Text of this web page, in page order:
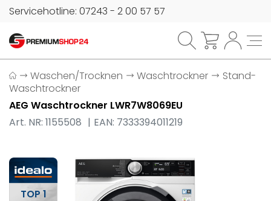
Servicehotline: 07243 - 2 00 57 57
Waschen/Trocknen Waschtrockner
Stand-
Waschtrockner
AEG Waschtrockner LWR7W8069EU
Art. NR: 1155508
EAN: 7333394011219
TOP 1